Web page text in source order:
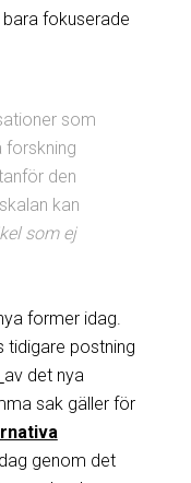
fokuserade
som
forskning
den
kan
som ej
former idag.
tidigare postning
av det nya
sak gäller för
genom det